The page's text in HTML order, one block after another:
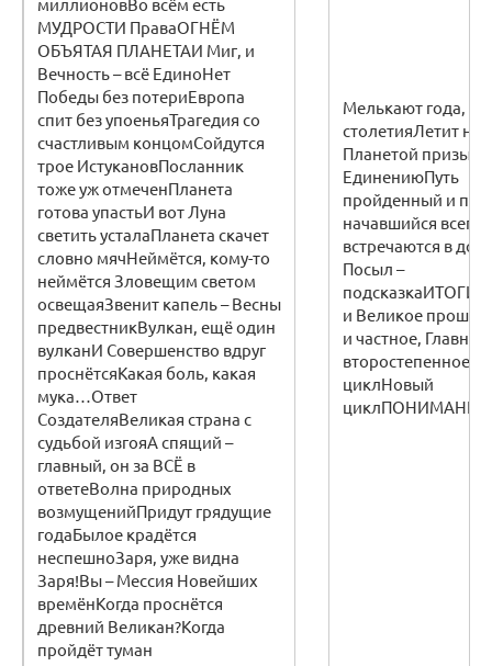
МУДРОСТИ ПраваОГНЁМ
ОБЪЯТАЯ ПЛАНЕТАИ Миг, и
Вечность – всё ЕдиноНет
Победы без потериЕвропа
спит без упоеньяТрагедия со
счастливым концомСойдутся
трое ИстукановПосланник
тоже уж отмеченПланета
готова упастьИ вот Луна
светить усталаПланета скачет
словно мячНеймётся, кому-то
неймётся Зловещим светом
освещаяЗвенит капель – Весны
предвестникВулкан, ещё один
вулканИ Совершенство вдруг
проснётсяКакая боль, какая
мука…Ответ
СоздателяВеликая страна с
судьбой изгояА спящий –
главный, он за ВСЁ в
ответеВолна природных
возмущенийПридут грядущие
годаБылое крадётся
неспешноЗаря, уже видна
Заря!Вы – Мессия Новейших
времёнКогда проснётся
древний Великан?Когда
пройдёт туман
Мелькают года,
столетияЛетит над
Планетой призыв к
ЕдинениюПуть
пройденный и путь
начавшийся всегда
встречаются в
Посыл –
и Великое
и частное, Главное
циклНовый
циклПОНИМАНИЕ